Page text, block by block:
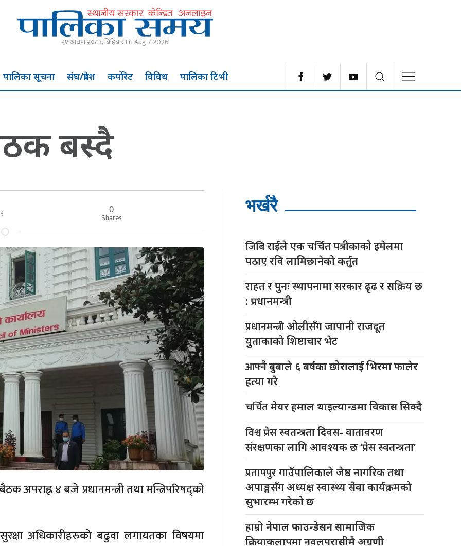
२१ श्रावण २०८३, बिहिबार Fri Aug 7 2026
पालिका सूचना संघ/प्रदेश कर्पोरेट विविध पालिका टिभी
बस्दै
0
Shares
४ बजे प्रधानमन्त्री तथा मन्त्रिपरिषद्को
अधिकारीहरुको बढुवा लगायतका विषयमा
भर्खरै
जिबिराईले एक चर्चित पत्रीकाको इमेलमा
पठाए रवि लामिछानेको कर्तुत
राहतर पुनः स्थापनामा सरकार ढृढ र सक्रिय छ
: प्रधानमन्त्री
प्रधानमन्त्रीओलीसँग जापानी राजदूत
युुताकाको शिष्टाचार भेट
आफ्नैबुबाले ६ बर्षका छोरालाई भिरमा फालेर
हत्या गरे
चर्चितमेयर हमाल थाइल्यान्डमा विकास सिक्दै
विश्वप्रेस स्वतन्त्रता दिवस- वातावरण
संरक्षणका लागि आवश्यक छ ‘प्रेस स्वतन्त्रता’
प्रतापपुरगाउँपालिकाले जेष्ठ नागरिक तथा
अपाङ्गसँग अध्यक्ष स्वास्थ्य सेवा कार्यक्रमको
सुभारम्भ गरेको छ
हाम्रोनेपाल फाउन्डेसन सामाजिक
क्रियाकलापमा नवलपरासीमै अग्रणी